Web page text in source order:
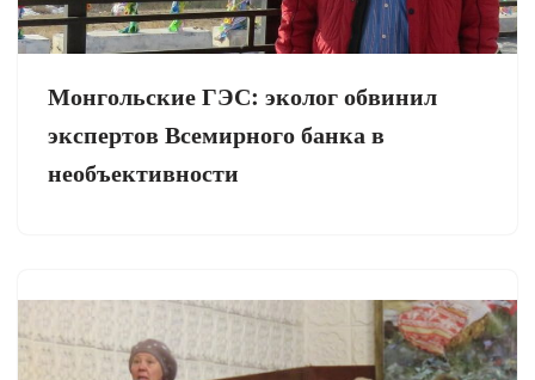
Монгольские ГЭС: эколог обвинил
экспертов Всемирного банка в
необъективности